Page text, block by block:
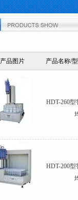
产品图片 产品名称/
HDT-260
HDT-200